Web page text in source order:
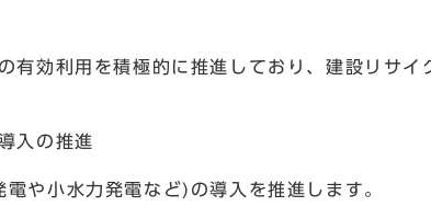
有効利用を積極的に推進しており、建設リサ
入の推進
や小水力発電など)の導入を推進します。